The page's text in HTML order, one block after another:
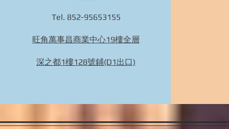
BIDHONGKONG - 香港專業韓國29cm代購服務 |
Tel. 852-95653155
旺角萬事昌商業中心19樓全層
深之都1樓128號鋪(D1出口)